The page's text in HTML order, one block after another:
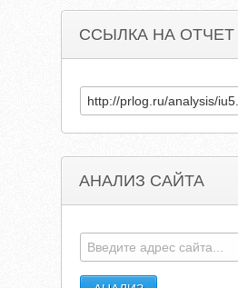
ССЫЛКА НА ОТЧЕТ
АНАЛИЗ САЙТА